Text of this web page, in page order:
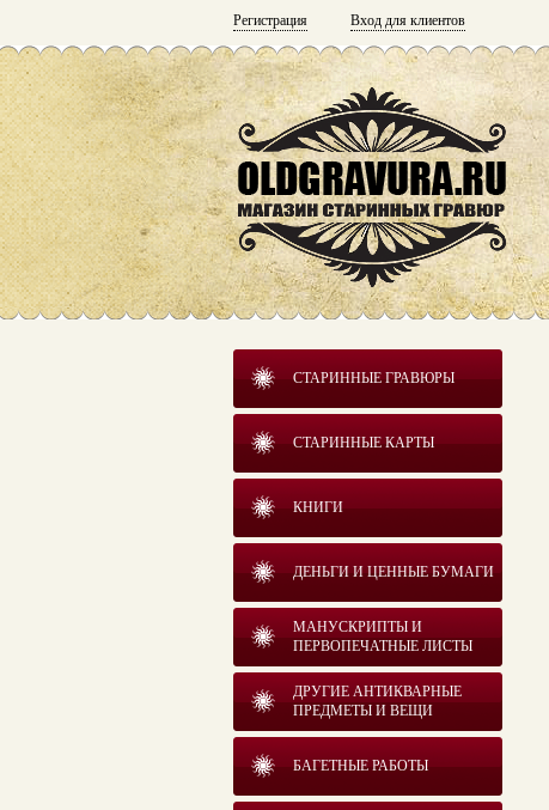
Регистрация Вход для клиентов
СТАРИННЫЕ ГРАВЮРЫ
СТАРИННЫЕ КАРТЫ
КНИГИ
ДЕНЬГИ И ЦЕННЫЕ БУМАГИ
МАНУСКРИПТЫ И
ПЕРВОПЕЧАТНЫЕ ЛИСТЫ
ДРУГИЕ АНТИКВАРНЫЕ
ПРЕДМЕТЫ И ВЕЩИ
БАГЕТНЫЕ РАБОТЫ